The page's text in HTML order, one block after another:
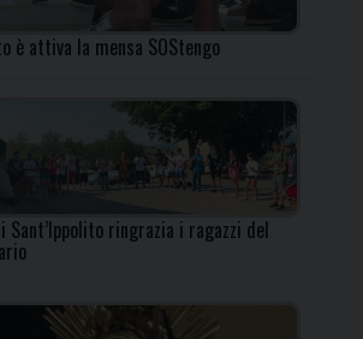
è attiva la mensa SOStengo
Sant’Ippolito ringrazia i ragazzi del